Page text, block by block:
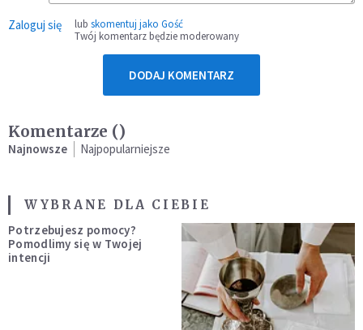
Zaloguj się lub skomentuj jako Gość
Twój komentarz będzie moderowany
DODAJ KOMENTARZ
Komentarze ()
Najnowsze Najpopularniejsze
WYBRANE DLA CIEBIE
Potrzebujesz pomocy?
Pomodlimy się w Twojej
intencji